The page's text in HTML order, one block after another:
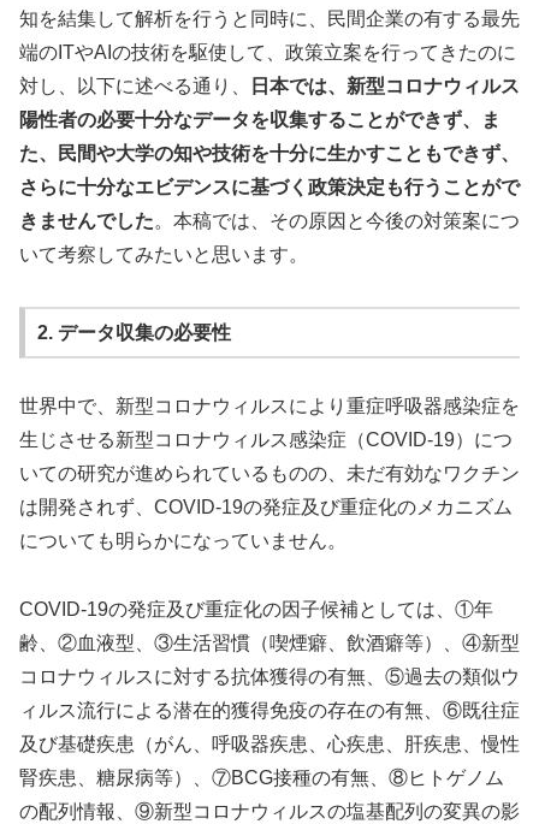
知を結集して解析を行うと同時に、民間企業の有する最先
端のITやAIの技術を駆使して、政策立案を行ってきたのに
対し、以下に述べる通り、
日本では、新型コロナウィルス
陽性者の必要十分なデータを収集することができず、ま
た、民間や大学の知や技術を十分に生かすこともできず、
さらに十分なエビデンスに基づく政策決定も行うことがで
きませんでした。本稿では、その原因と今後の対策案につ
いて考察してみたいと思います。
2. データ収集の必要性
世界中で、新型コロナウィルスにより重症呼吸器感染症を
生じさせる新型コロナウィルス感染症（COVID-19）につ
いての研究が進められているものの、未だ有効なワクチン
は開発されず、COVID-19の発症及び重症化のメカニズム
についても明らかになっていません。
COVID-19の発症及び重症化の因子候補としては、①年
齢、②血液型、③生活習慣（喫煙癖、飲酒癖等）、④新型
コロナウィルスに対する抗体獲得の有無、⑤過去の類似ウ
ィルス流行による潜在的獲得免疫の存在の有無、⑥既往症
及び基礎疾患（がん、呼吸器疾患、心疾患、肝疾患、慢性
腎疾患、糖尿病等）、⑦BCG接種の有無、⑧ヒトゲノム
の配列情報、⑨新型コロナウィルスの塩基配列の変異の影